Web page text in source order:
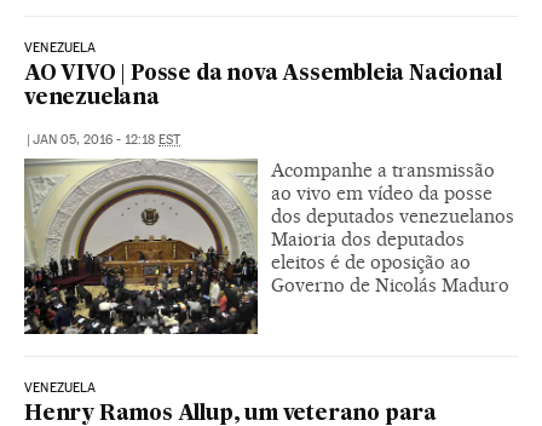
VENEZUELA
AO VIVO | Posse da nova Assembleia Nacional
venezuelana
| JAN 05, 2016 - 12:18 EST
Acompanhe a transmissão
ao vivo em vídeo da posse
dos deputados venezuelanos
Maioria dos deputados
eleitos é de oposição ao
Governo de Nicolás Maduro
VENEZUELA
Henry Ramos Allup, um veterano para